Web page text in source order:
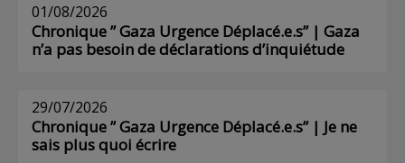
01/08/2026
Chronique ” Gaza Urgence Déplacé.e.s” | Gaza
n’a pas besoin de déclarations d’inquiétude
29/07/2026
Chronique ” Gaza Urgence Déplacé.e.s” | Je ne
sais plus quoi écrire